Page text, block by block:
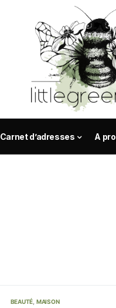
Carnet d’adresses A
BEAUTÉ MAISON